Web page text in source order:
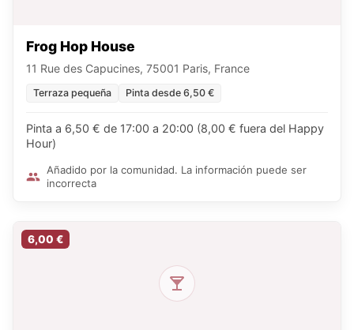
Frog Hop House
11 Rue des Capucines, 75001 Paris, France
Terraza pequeña Pinta desde 6,50 €
Pinta a 6,50 € de 17:00 a 20:00 (8,00 € fuera del Happy
Hour)
Añadido por la comunidad. La información puede ser
incorrecta
6,00 €